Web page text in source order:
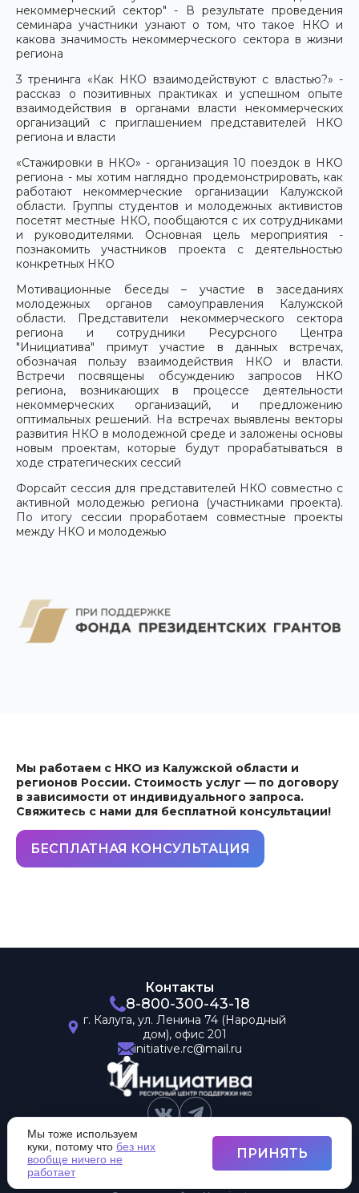
некоммерческий сектор" - В результате проведения
семинара участники узнают о том, что такое НКО и
какова значимость некоммерческого сектора в жизни
региона
3 тренинга «Как НКО взаимодействуют с властью?» -
рассказ о позитивных практиках и успешном опыте
взаимодействия в органами власти некоммерческих
организаций с приглашением представителей НКО
региона и власти
«Стажировки в НКО» - организация 10 поездок в НКО
региона - мы хотим наглядно продемонстрировать, как
работают некоммерческие организации Калужской
области. Группы студентов и молодежных активистов
посетят местные НКО, пообщаются с их сотрудниками
и руководителями. Основная цель мероприятия -
познакомить участников проекта с деятельностью
конкретных НКО
Мотивационные беседы – участие в заседаниях
молодежных органов самоуправления Калужской
области. Представители некоммерческого сектора
региона и сотрудники Ресурсного Центра
"Инициатива" примут участие в данных встречах,
обозначая пользу взаимодействия НКО и власти.
Встречи посвящены обсуждению запросов НКО
региона, возникающих в процессе деятельности
некоммерческих организаций, и предложению
оптимальных решений. На встречах выявлены векторы
развития НКО в молодежной среде и заложены основы
новым проектам, которые будут прорабатываться в
ходе стратегических сессий
Форсайт сессия для представителей НКО совместно с
активной молодежью региона (участниками проекта).
По итогу сессии проработаем совместные проекты
между НКО и молодежью
Мы работаем с НКО из Калужской области и
регионов России. Стоимость услуг — по договору
в зависимости от индивидуального запроса.
Свяжитесь с нами для бесплатной консультации!
БЕСПЛАТНАЯ КОНСУЛЬТАЦИЯ
Контакты
8-800-300-43-18
г. Калуга, ул. Ленина 74 (Народный
дом), офис 201
initiative.rc@mail.ru
Мы тоже используем
куки, потому что без них
вообще ничего не
работает
ПРИНЯТЬ